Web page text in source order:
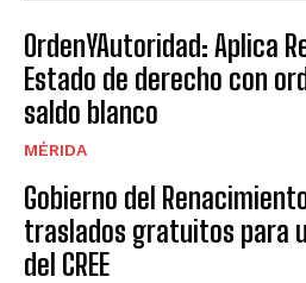
OrdenYAutoridad: Aplica
Estado de derecho con
saldo blanco
MÉRIDA
Gobierno del
traslados gratuitos para
del CREE